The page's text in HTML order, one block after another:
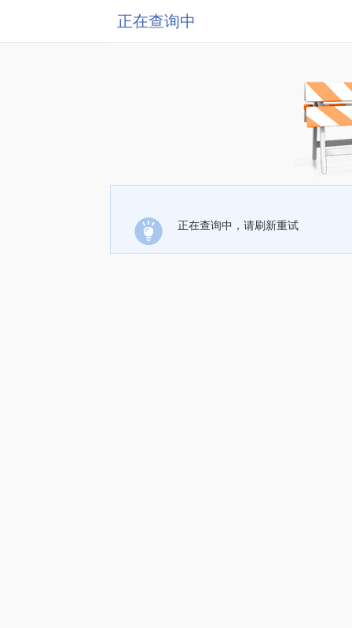
正在查询中
正在查询中，请刷新重试